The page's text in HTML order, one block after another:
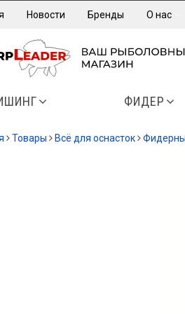
Новости Бренды О нас
ФИДЕР
Товары Всё для оснасток